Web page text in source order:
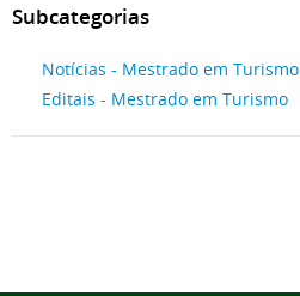
Subcategorias
Notícias - Mestrado em Turismo
Editais - Mestrado em Turismo